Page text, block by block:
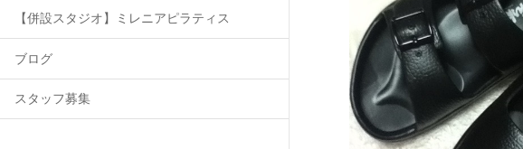
【併設スタジオ】ミレニアピラティス
ブログ
スタッフ募集